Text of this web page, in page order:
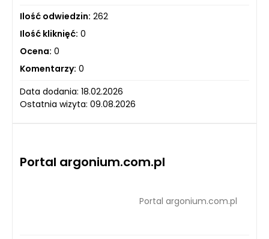
Ilość odwiedzin: 262
Ilość kliknięć: 0
Ocena: 0
Komentarzy: 0
Data dodania: 18.02.2026
Ostatnia wizyta: 09.08.2026
Portal argonium.com.pl
Portal argonium.com.pl